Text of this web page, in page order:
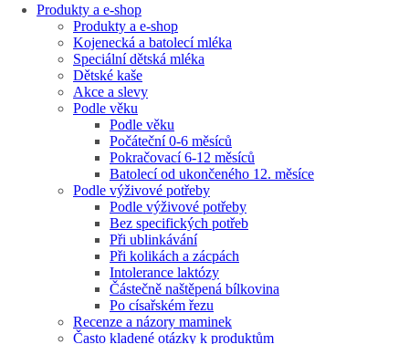
Produkty a e-shop
Produkty a e-shop
Kojenecká a batolecí mléka
Speciální dětská mléka
Dětské kaše
Akce a slevy
Podle věku
Podle věku
Počáteční 0-6 měsíců
Pokračovací 6-12 měsíců
Batolecí od ukončeného 12. měsíce
Podle výživové potřeby
Podle výživové potřeby
Bez specifických potřeb
Při ublinkávání
Při kolikách a zácpách
Intolerance laktózy
Částečně naštěpená bílkovina
Po císařském řezu
Recenze a názory maminek
Často kladené otázky k produktům